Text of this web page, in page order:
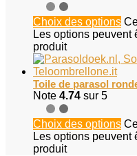
Choix des options
Les options peuvent
produit
Toile de parasol
Note 4.74 sur 5
Choix des options
Les options peuvent
produit